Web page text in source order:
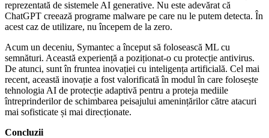
reprezentată de sistemele AI generative. Nu este adevărat că
ChatGPT creează programe malware pe care nu le putem detecta. În
acest caz de utilizare, nu începem de la zero.
Acum un deceniu, Symantec a început să folosească ML cu
semnături. Această experiență a poziționat-o cu protecție antivirus.
De atunci, sunt în fruntea inovației cu inteligența artificială. Cel mai
recent, această inovație a fost valorificată în modul în care folosește
tehnologia AI de protecție adaptivă pentru a proteja mediile
întreprinderilor de schimbarea peisajului amenințărilor către atacuri
mai sofisticate și mai direcționate.
Concluzii